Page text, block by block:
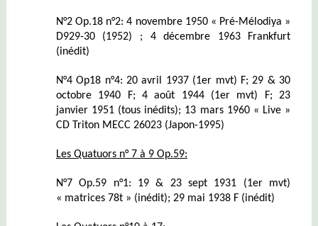
N°2 Op.18 n°2: 4 novembre 1950 « Pré-Mélodiya »
D929-30 (1952) ; 4 décembre 1963 Frankfurt
(inédit)
N°4 Op18 n°4: 20 avril 1937 (1er mvt) F; 29 & 30
octobre 1940 F; 4 août 1944 (1er mvt) F; 23
janvier 1951 (tous inédits); 13 mars 1960 « Live »
CD Triton MECC 26023 (Japon-1995)
Les Quatuors n° 7 à 9 Op.59:
N°7 Op.59 n°1: 19 & 23 sept 1931 (1er mvt)
« matrices 78t » (inédit); 29 mai 1938 F (inédit)